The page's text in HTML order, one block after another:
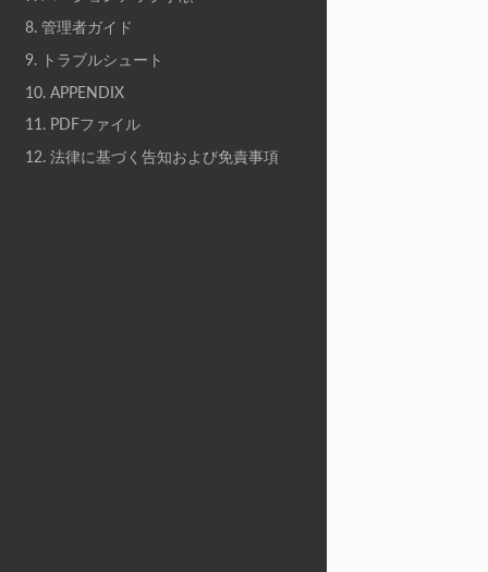
8. 管理者ガイド
9. トラブルシュート
10. APPENDIX
11. PDFファイル
12. 法律に基づく告知および免責事項